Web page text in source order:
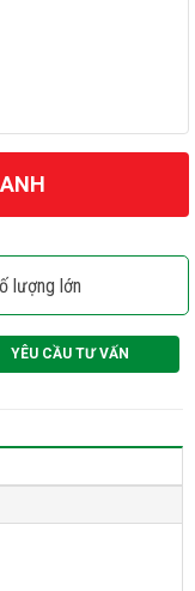
lượng lớn
YÊU CẦU TƯ VẤN